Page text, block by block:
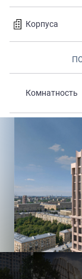
Корпуса
Комнатность